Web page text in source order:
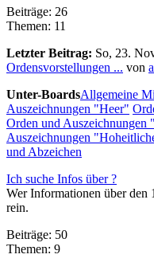
Beiträge: 26
Themen: 11
Letzter Beitrag: So, 23.
Ordensvorstellungen ... von
Unter-BoardsAllgemeine
Auszeichnungen "Heer"
Orden und
Auszeichnungen
und Abzeichen
Ich suche Infos über ?
Wer Informationen über den
rein.
Beiträge: 50
Themen: 9